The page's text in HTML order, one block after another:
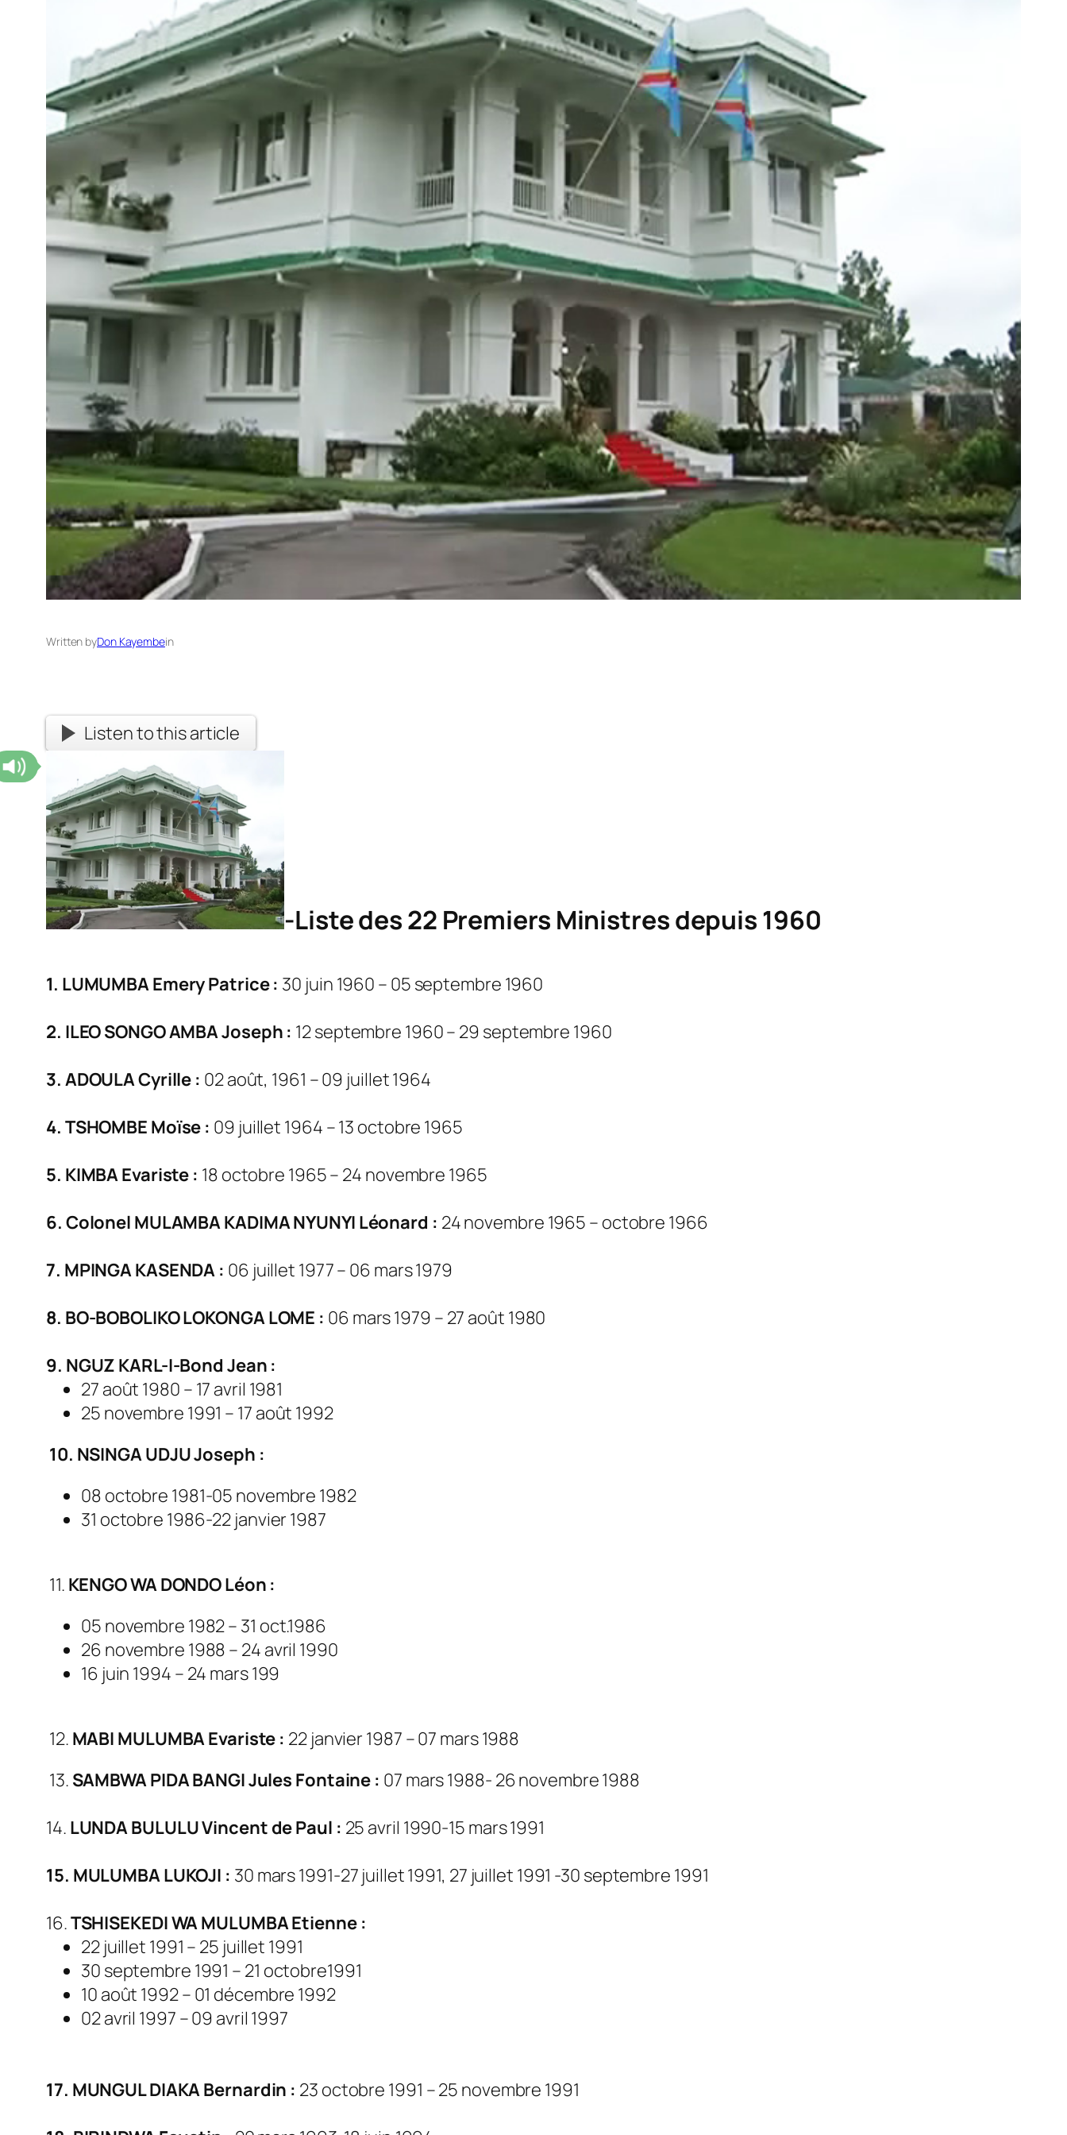
Written byDon Kayembein
Listen to this article
-Liste des 22 Premiers Ministres depuis 1960
1. LUMUMBA Emery Patrice : 30 juin 1960 – 05 septembre 1960
2. ILEO SONGO AMBA Joseph : 12 septembre 1960 – 29 septembre 1960
3. ADOULA Cyrille : 02 août, 1961 – 09 juillet 1964
4. TSHOMBE Moïse : 09 juillet 1964 – 13 octobre 1965
5. KIMBA Evariste : 18 octobre 1965 – 24 novembre 1965
6. Colonel MULAMBA KADIMA NYUNYI Léonard : 24 novembre 1965 – octobre 1966
7. MPINGA KASENDA : 06 juillet 1977 – 06 mars 1979
8. BO-BOBOLIKO LOKONGA LOME : 06 mars 1979 – 27 août 1980
9. NGUZ KARL-I-Bond Jean :
27 août 1980 – 17 avril 1981
25 novembre 1991 – 17 août 1992
10. NSINGA UDJU Joseph :
08 octobre 1981-05 novembre 1982
31 octobre 1986-22 janvier 1987
11. KENGO WA DONDO Léon :
05 novembre 1982 – 31 oct.1986
26 novembre 1988 – 24 avril 1990
16 juin 1994 – 24 mars 199
12. MABI MULUMBA Evariste : 22 janvier 1987 – 07 mars 1988
13. SAMBWA PIDA BANGI Jules Fontaine : 07 mars 1988- 26 novembre 1988
14. LUNDA BULULU Vincent de Paul : 25 avril 1990-15 mars 1991
15. MULUMBA LUKOJI : 30 mars 1991-27 juillet 1991, 27 juillet 1991 -30 septembre 1991
16.TSHISEKEDI WA MULUMBA Etienne :
22 juillet 1991 – 25 juillet 1991
30 septembre 1991 – 21 octobre1991
10 août 1992 – 01 décembre 1992
02 avril 1997 – 09 avril 1997
17. MUNGUL DIAKA Bernardin : 23 octobre 1991 – 25 novembre 1991